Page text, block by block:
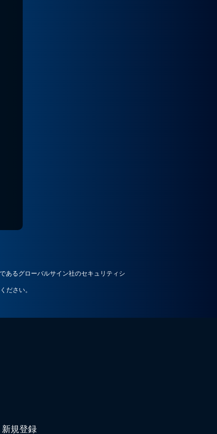
あるグローバルサイン社のセキュリティシ
ださい。
新規登録